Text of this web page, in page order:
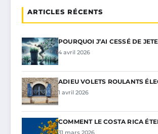
ARTICLES RÉCENTS
POURQUOI J’AI CESSÉ DE
4 avril 2026
ADIEU VOLETS ROULANTS
1 avril 2026
COMMENT LE COSTA RICA
31 mars 2026